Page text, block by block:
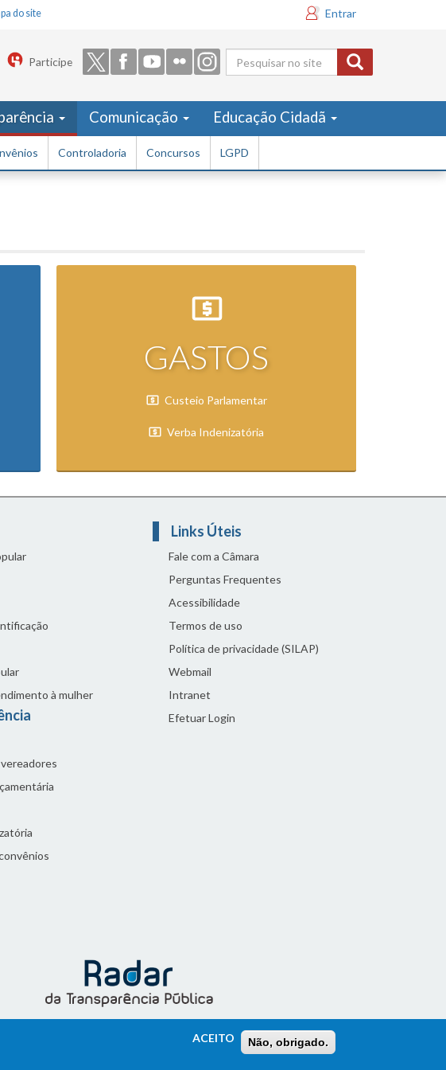
do site Entrar
Formulário
de busca
Participe
Controladoria Concursos LGPD
Comunicação Educação Cidadã
GASTOS
Custeio Parlamentar
Verba Indenizatória
à mulher
Links Úteis
Fale com a Câmara
Perguntas Frequentes
Acessibilidade
Termos de uso
Política de privacidade (SILAP)
Webmail
Intranet
Efetuar Login
ACEITO Não, obrigado.